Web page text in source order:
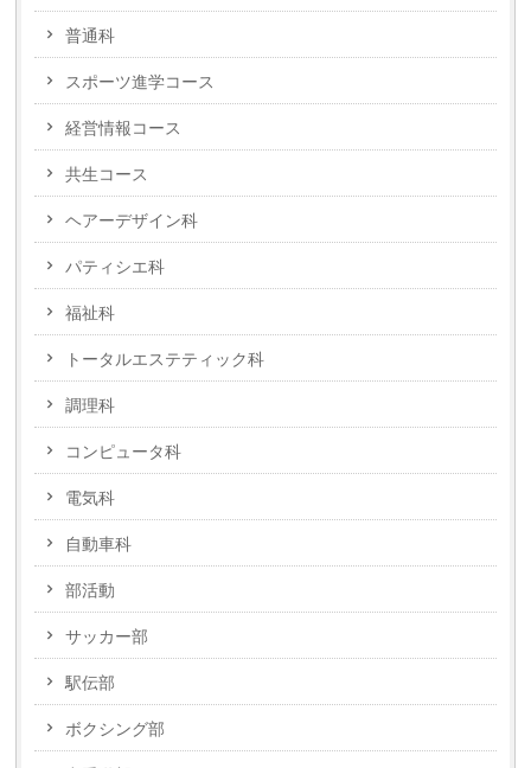
普通科
スポーツ進学コース
経営情報コース
共生コース
ヘアーデザイン科
パティシエ科
福祉科
トータルエステティック科
調理科
コンピュータ科
電気科
自動車科
部活動
サッカー部
駅伝部
ボクシング部